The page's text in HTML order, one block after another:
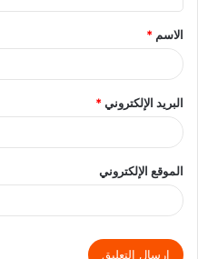
الاسم *
البريد الإلكتروني*
الموقع الإلكتروني